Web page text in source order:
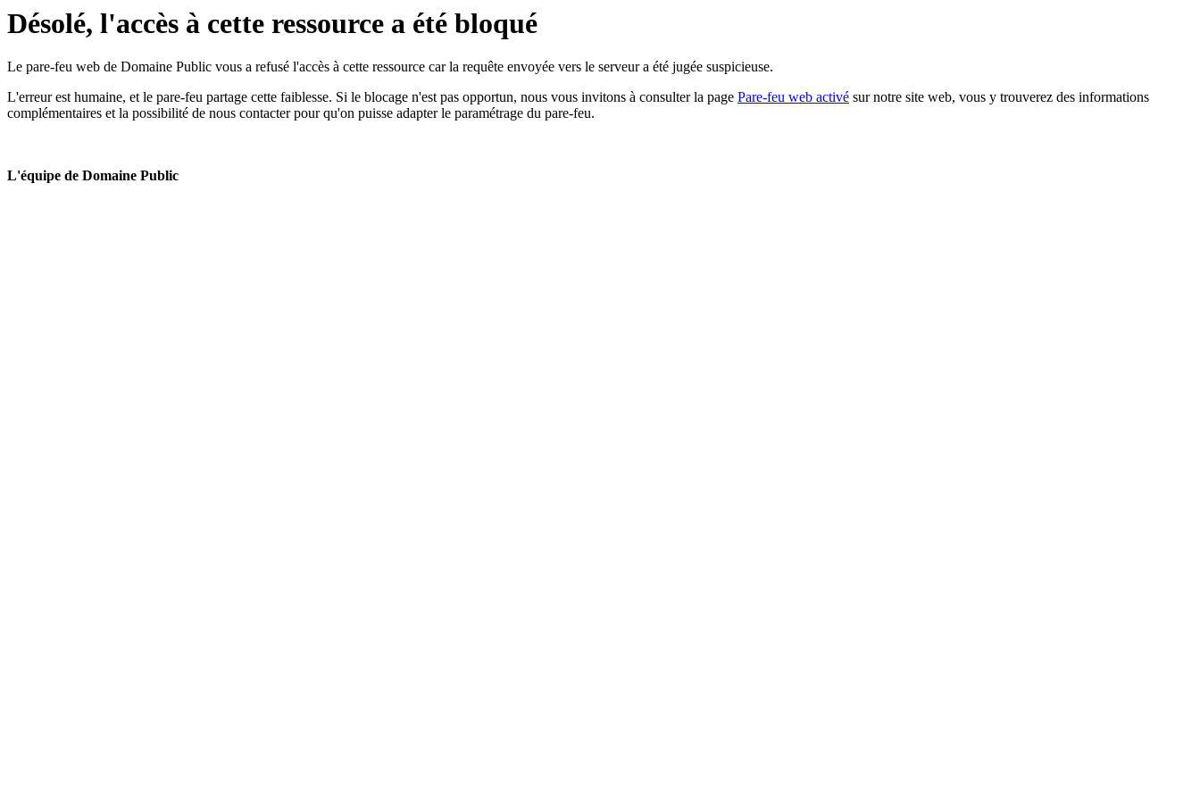
Désolé, l'accès à cette ressource a été bloqué
Le pare-feu web de Domaine Public vous a refusé l'accès à cette ressource car la requête envoyée vers le serveur a été jugée suspicieuse.
L'erreur est humaine, et le pare-feu partage cette faiblesse. Si le blocage n'est pas opportun, nous vous invitons à consulter la page Pare-feu web activé sur notre site web, vous y trouverez des informations
complémentaires et la possibilité de nous contacter pour qu'on puisse adapter le paramétrage du pare-feu.
L'équipe de Domaine Public